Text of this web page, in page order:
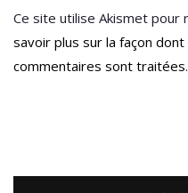
Ce site utilise Akismet pour
savoir plus sur la façon
commentaires sont traitées.